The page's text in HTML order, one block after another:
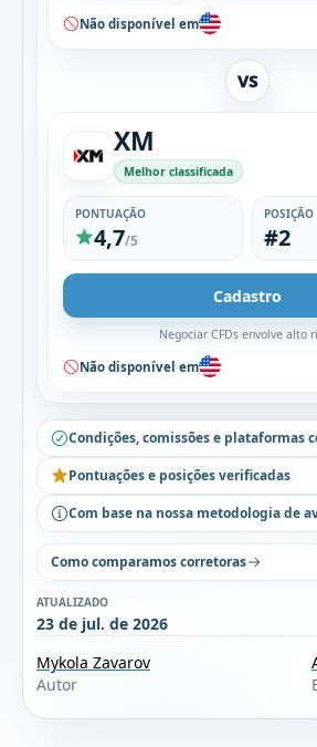
Não disponível em
VS
XM
Melhor classificada
PONTUAÇÃO
4,7/5
POSIÇÃO
#2
Cadastro
Negociar CFDs envolve alto
Não disponível em
Condições, comissões e plataformas
Pontuações e posições verificadas
Com base na nossa metodologia de
Como comparamos corretoras
ATUALIZADO
23 de jul. de 2026
Mykola Zavarov
Autor